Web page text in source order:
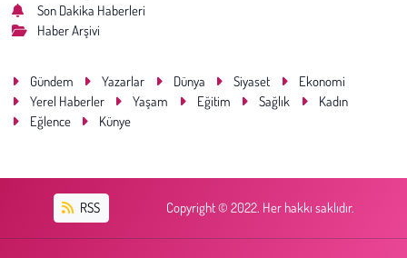
Son Dakika Haberleri
Haber Arşivi
Gündem Yazarlar Dünya Siyaset
Ekonomi
Yerel Haberler
Yaşam Eğitim Sağlık
Kadın
Eğlence
Künye
RSS Copyright © 2022. Her hakkı saklıdır.